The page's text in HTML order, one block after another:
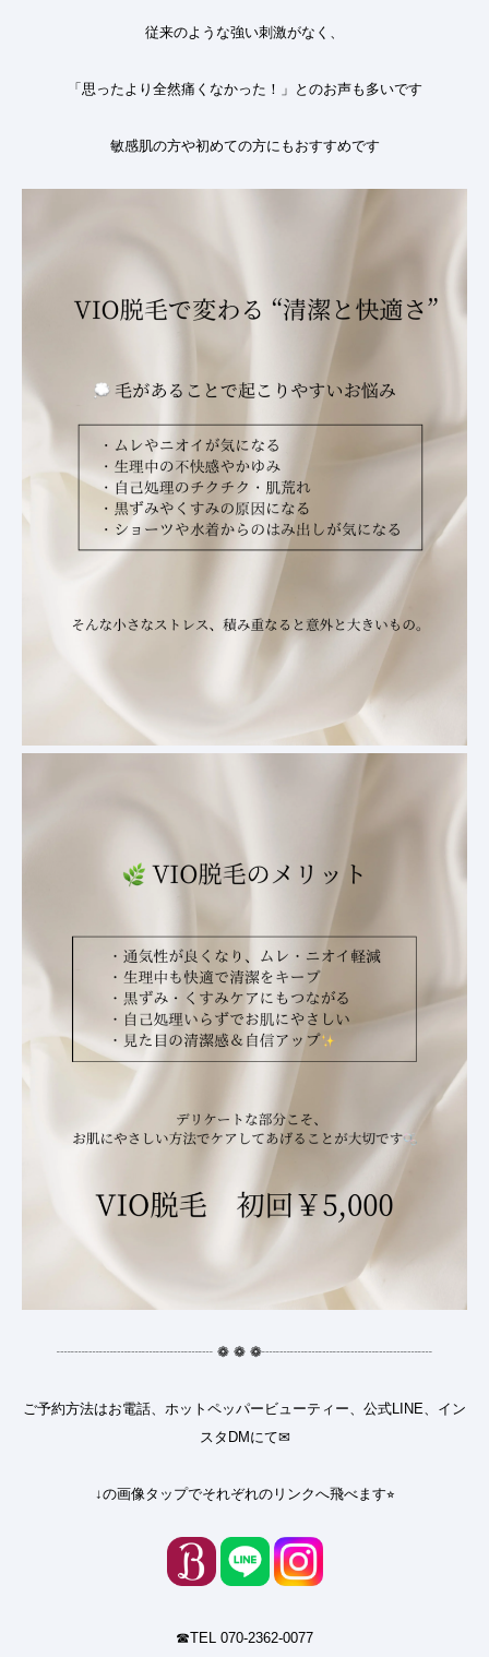
従来のような強い刺激がなく、
「思ったより全然痛くなかった！」とのお声も多いです
敏感肌の方や初めての方にもおすすめです
┈┈┈┈┈┈┈┈┈┈┈ ❁ ❁ ❁┈┈┈┈┈┈┈┈┈┈┈┈
ご予約方法はお電話、ホットペッパービューティー、公式LINE、イン
スタDMにて✉︎
↓の画像タップでそれぞれのリンクへ飛べます⭐︎
☎︎TEL 070-2362-0077